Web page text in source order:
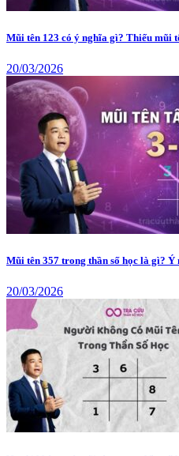
Mũi tên 123 có ý nghĩa gì? Thiếu mũi
20/03/2026
Mũi tên 357 trong thần số học là gì? Ý
20/03/2026